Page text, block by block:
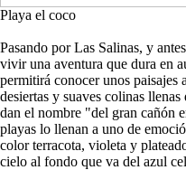
Playa el coco
Pasando por Las Salinas, y
vivir una aventura que dura en
permitirá conocer unos paisajes
desiertas y suaves colinas
dan el nombre "del gran cañón
playas lo llenan a uno de
color terracota, violeta y
cielo al fondo que va del azul